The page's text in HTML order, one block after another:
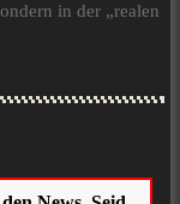
in der „realen